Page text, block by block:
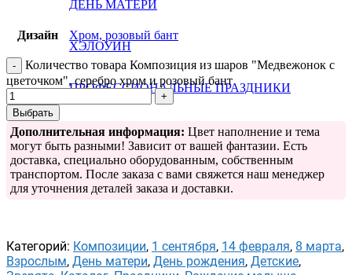
ДЕНЬ МАТЕРИ
ХЭЛОУИН
ПРОФЕССИОНАЛЬНЫЕ ПРАЗДНИКИ
Дизайн Хром, розовый бант
Количество товара Композиция из шаров "Медвежонок с
цветочком", серебро хром и розовый бант
Выбрать
Дополнительная информация: Цвет наполнение и тема
могут быть разными! Зависит от вашей фантазии. Есть
доставка, специально оборудованным, собственным
транспортом. После заказа с вами свяжется наш менеджер
для уточнения деталей заказа и доставки.
Категорий: Композиции, 1 сентября, 14 февраля, 8 марта,
Взрослым, День матери, День рождения, Детские,